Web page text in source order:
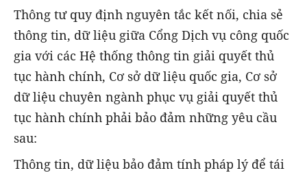
Thông tư quy định nguyên tắc kết nối, chia sẻ
thông tin, dữ liệu giữa Cổng Dịch vụ công quốc
gia với các Hệ thống thông tin giải quyết thủ
tục hành chính, Cơ sở dữ liệu quốc gia, Cơ sở
dữ liệu chuyên ngành phục vụ giải quyết thủ
tục hành chính phải bảo đảm những yêu cầu
sau:
Thông tin, dữ liệu bảo đảm tính pháp lý để tái